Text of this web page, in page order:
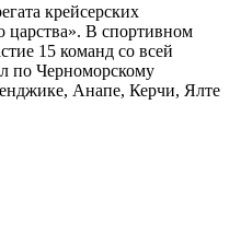
крейсерских
царства». В спортивном
15 команд со всей
по Черноморскому
Анапе, Керчи, Ялте